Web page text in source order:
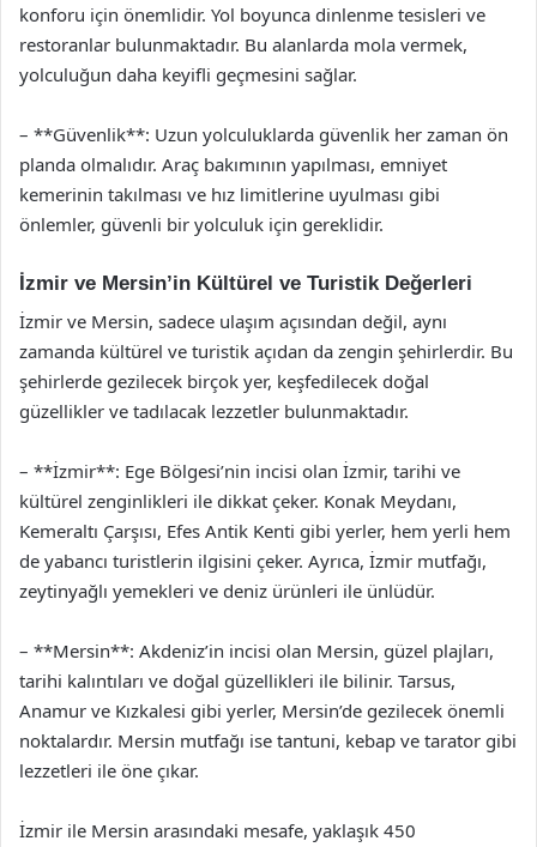
konforu için önemlidir. Yol boyunca dinlenme tesisleri ve
restoranlar bulunmaktadır. Bu alanlarda mola vermek,
yolculuğun daha keyifli geçmesini sağlar.
– **Güvenlik**: Uzun yolculuklarda güvenlik her zaman ön
planda olmalıdır. Araç bakımının yapılması, emniyet
kemerinin takılması ve hız limitlerine uyulması gibi
önlemler, güvenli bir yolculuk için gereklidir.
İzmir ve Mersin’in Kültürel ve Turistik Değerleri
İzmir ve Mersin, sadece ulaşım açısından değil, aynı
zamanda kültürel ve turistik açıdan da zengin şehirlerdir. Bu
şehirlerde gezilecek birçok yer, keşfedilecek doğal
güzellikler ve tadılacak lezzetler bulunmaktadır.
– **İzmir**: Ege Bölgesi’nin incisi olan İzmir, tarihi ve
kültürel zenginlikleri ile dikkat çeker. Konak Meydanı,
Kemeraltı Çarşısı, Efes Antik Kenti gibi yerler, hem yerli hem
de yabancı turistlerin ilgisini çeker. Ayrıca, İzmir mutfağı,
zeytinyağlı yemekleri ve deniz ürünleri ile ünlüdür.
– **Mersin**: Akdeniz’in incisi olan Mersin, güzel plajları,
tarihi kalıntıları ve doğal güzellikleri ile bilinir. Tarsus,
Anamur ve Kızkalesi gibi yerler, Mersin’de gezilecek önemli
noktalardır. Mersin mutfağı ise tantuni, kebap ve tarator gibi
lezzetleri ile öne çıkar.
İzmir ile Mersin arasındaki mesafe, yaklaşık 450